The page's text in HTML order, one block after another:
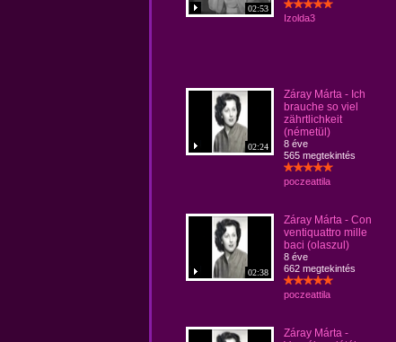
02:53
Izolda3
02:24
Záray Márta - Ich
brauche so viel
zährtlichkeit
(németül)
8 éve
565 megtekintés
poczeattila
02:38
Záray Márta - Con
ventiquattro mille
baci (olaszul)
8 éve
662 megtekintés
poczeattila
Záray Márta -